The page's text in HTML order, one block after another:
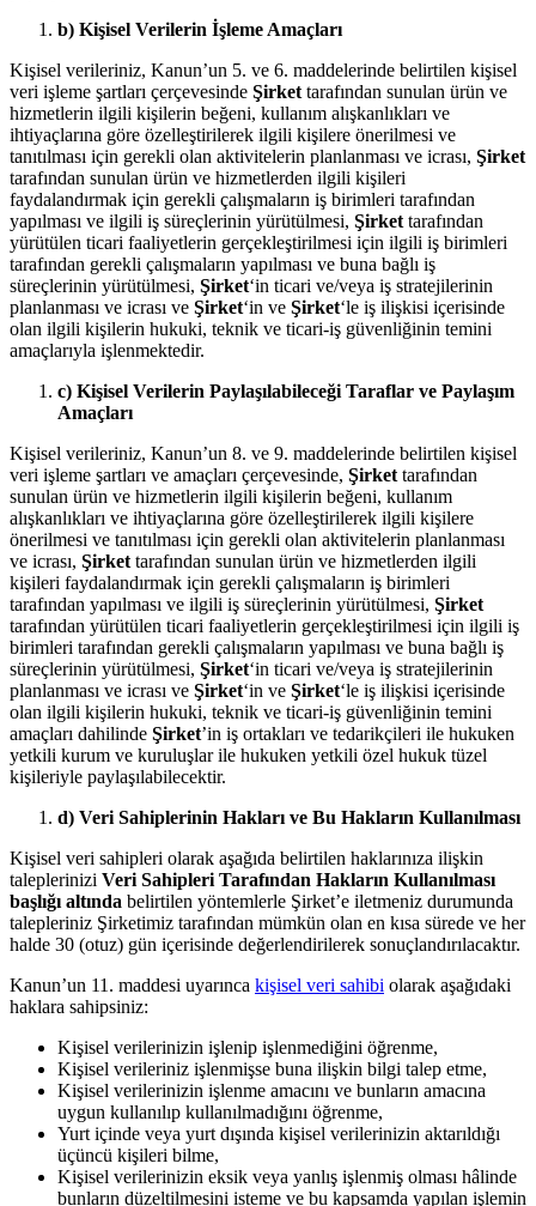
b) Kişisel Verilerin İşleme Amaçları
Kişisel verileriniz, Kanun’un 5. ve 6. maddelerinde belirtilen kişisel
veri işleme şartları çerçevesinde Şirket tarafından sunulan ürün ve
hizmetlerin ilgili kişilerin beğeni, kullanım alışkanlıkları ve
ihtiyaçlarına göre özelleştirilerek ilgili kişilere önerilmesi ve
tanıtılması için gerekli olan aktivitelerin planlanması ve icrası, Şirket
tarafından sunulan ürün ve hizmetlerden ilgili kişileri
faydalandırmak için gerekli çalışmaların iş birimleri tarafından
yapılması ve ilgili iş süreçlerinin yürütülmesi, Şirket tarafından
yürütülen ticari faaliyetlerin gerçekleştirilmesi için ilgili iş birimleri
tarafından gerekli çalışmaların yapılması ve buna bağlı iş
süreçlerinin yürütülmesi, Şirket‘in ticari ve/veya iş stratejilerinin
planlanması ve icrası ve Şirket‘in ve Şirket‘le iş ilişkisi içerisinde
olan ilgili kişilerin hukuki, teknik ve ticari-iş güvenliğinin temini
amaçlarıyla işlenmektedir.
c) Kişisel Verilerin Paylaşılabileceği Taraflar ve Paylaşım
Amaçları
Kişisel verileriniz, Kanun’un 8. ve 9. maddelerinde belirtilen kişisel
veri işleme şartları ve amaçları çerçevesinde, Şirket tarafından
sunulan ürün ve hizmetlerin ilgili kişilerin beğeni, kullanım
alışkanlıkları ve ihtiyaçlarına göre özelleştirilerek ilgili kişilere
önerilmesi ve tanıtılması için gerekli olan aktivitelerin planlanması
ve icrası, Şirket tarafından sunulan ürün ve hizmetlerden ilgili
kişileri faydalandırmak için gerekli çalışmaların iş birimleri
tarafından yapılması ve ilgili iş süreçlerinin yürütülmesi, Şirket
tarafından yürütülen ticari faaliyetlerin gerçekleştirilmesi için ilgili iş
birimleri tarafından gerekli çalışmaların yapılması ve buna bağlı iş
süreçlerinin yürütülmesi, Şirket‘in ticari ve/veya iş stratejilerinin
planlanması ve icrası ve Şirket‘in ve Şirket‘le iş ilişkisi içerisinde
olan ilgili kişilerin hukuki, teknik ve ticari-iş güvenliğinin temini
amaçları dahilinde Şirket’in iş ortakları ve tedarikçileri ile hukuken
yetkili kurum ve kuruluşlar ile hukuken yetkili özel hukuk tüzel
kişileriyle paylaşılabilecektir.
d) Veri Sahiplerinin Hakları ve Bu Hakların Kullanılması
Kişisel veri sahipleri olarak aşağıda belirtilen haklarınıza ilişkin
taleplerinizi Veri Sahipleri Tarafından Hakların Kullanılması
başlığı altında belirtilen yöntemlerle Şirket’e iletmeniz durumunda
talepleriniz Şirketimiz tarafından mümkün olan en kısa sürede ve her
halde 30 (otuz) gün içerisinde değerlendirilerek sonuçlandırılacaktır.
Kanun’un 11. maddesi uyarınca kişisel veri sahibi olarak aşağıdaki
haklara sahipsiniz:
Kişisel verilerinizin işlenip işlenmediğini öğrenme,
Kişisel verileriniz işlenmişse buna ilişkin bilgi talep etme,
Kişisel verilerinizin işlenme amacını ve bunların amacına
uygun kullanılıp kullanılmadığını öğrenme,
Yurt içinde veya yurt dışında kişisel verilerinizin aktarıldığı
üçüncü kişileri bilme,
Kişisel verilerinizin eksik veya yanlış işlenmiş olması hâlinde
bunların düzeltilmesini isteme ve bu kapsamda yapılan işlemin